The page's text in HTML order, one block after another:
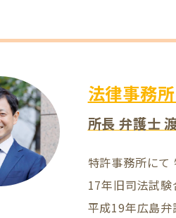
法律事務
所長 弁護士
特許事務所にて
17年旧司法試験
平成19年広島弁